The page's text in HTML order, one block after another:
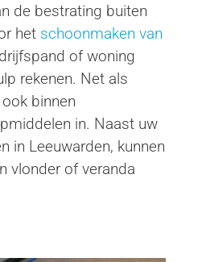
de bestrating buiten
het schoonmaken van
of woning
rekenen. Net als
binnen
in. Naast uw
in Leeuwarden, kunnen
vlonder of veranda